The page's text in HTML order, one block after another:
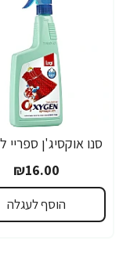
₪16.00
הוסף לעגלה